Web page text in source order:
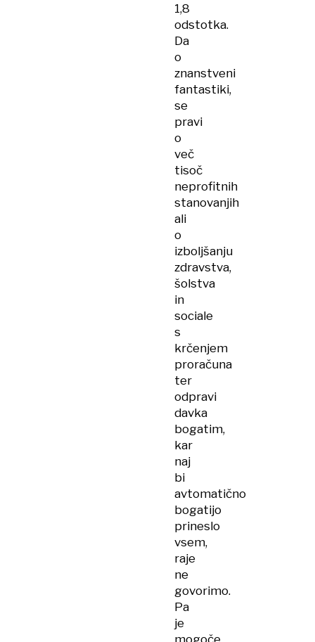
1,8
odstotka.
Da
o
znanstveni
fantastiki,
se
pravi
o
več
tisoč
neprofitnih
stanovanjih
ali
o
izboljšanju
zdravstva,
šolstva
in
sociale
s
krčenjem
proračuna
ter
odpravi
davka
bogatim,
kar
naj
bi
avtomatično
bogatijo
prineslo
vsem,
raje
ne
govorimo.
Pa
je
mogoče